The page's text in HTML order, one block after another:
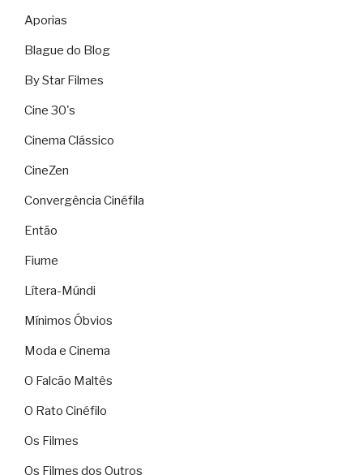
Aporias
Blague do Blog
By Star Filmes
Cine 30's
Cinema Clássico
CineZen
Convergência Cinéfila
Então
Fiume
Lítera-Múndi
Mínimos Óbvios
Moda e Cinema
O Falcão Maltês
O Rato Cinéfilo
Os Filmes
Os Filmes dos Outros